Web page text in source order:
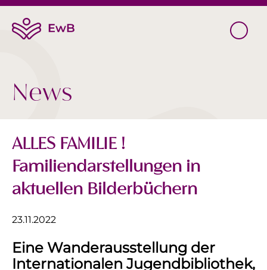
News
ALLES FAMILIE !
Familiendarstellungen in
aktuellen Bilderbüchern
23.11.2022
Eine Wanderausstellung der
Internationalen Jugendbibliothek,